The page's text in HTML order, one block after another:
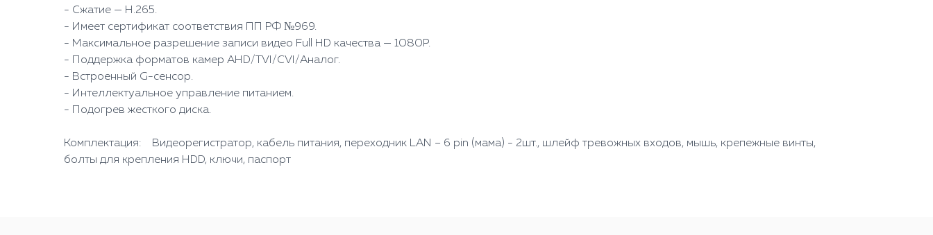
- Сжатие — H.265.
- Имеет сертификат соответствия ПП РФ №969.
- Максимальное разрешение записи видео Full HD качества — 1080P.
- Поддержка форматов камер AHD/TVI/CVI/Аналог.
- Встроенный G-сенсор.
- Интеллектуальное управление питанием.
- Подогрев жесткого диска.
Комплектация: Видеорегистратор, кабель питания, переходник LAN – 6 pin (мама) - 2шт., шлейф тревожных входов, мышь, крепежные винты,
болты для крепления HDD, ключи, паспорт